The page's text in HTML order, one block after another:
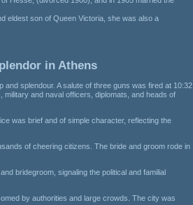
eldest son of Queen Victoria, she was also a
in Athens
splendour. A salute of three guns was fired at 10:32
and naval officers, diplomats, and heads of
was brief and of simple character, reflecting the
of cheering citizens. The bride and groom rode in
bridegroom, signaling the political and familial
by authorities and large crowds. The city was